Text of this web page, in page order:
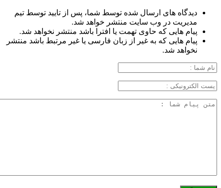
دیدگاه های ارسال شده توسط شما، پس از تایید توسط تیم
مدیریت در وب سایت منتشر خواهد شد.
پیام هایی که حاوی تهمت یا افترا باشد منتشر نخواهد شد.
پیام هایی که به غیر از زبان فارسی یا غیر مرتبط باشد منتشر
نخواهد شد.